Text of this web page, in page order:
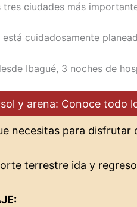
tres ciudades más
está cuidadosamente
Ibagué, 3 noches de
y arena: Conoce todo
necesitas para disfrutar
terrestre ida y